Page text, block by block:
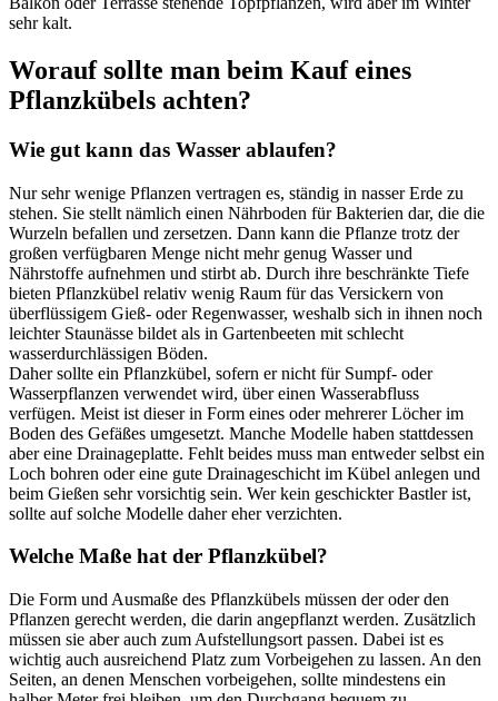
sehr kalt.
Worauf sollte man beim Kauf eines
Pflanzkübels achten?
Wie gut kann das Wasser ablaufen?
Nur sehr wenige Pflanzen vertragen es, ständig in nasser Erde zu
stehen. Sie stellt nämlich einen Nährboden für Bakterien dar, die die
Wurzeln befallen und zersetzen. Dann kann die Pflanze trotz der
großen verfügbaren Menge nicht mehr genug Wasser und
Nährstoffe aufnehmen und stirbt ab. Durch ihre beschränkte Tiefe
bieten Pflanzkübel relativ wenig Raum für das Versickern von
überflüssigem Gieß- oder Regenwasser, weshalb sich in ihnen noch
leichter Staunässe bildet als in Gartenbeeten mit schlecht
wasserdurchlässigen Böden.
Daher sollte ein Pflanzkübel, sofern er nicht für Sumpf- oder
Wasserpflanzen verwendet wird, über einen Wasserabfluss
verfügen. Meist ist dieser in Form eines oder mehrerer Löcher im
Boden des Gefäßes umgesetzt. Manche Modelle haben stattdessen
aber eine Drainageplatte. Fehlt beides muss man entweder selbst ein
Loch bohren oder eine gute Drainageschicht im Kübel anlegen und
beim Gießen sehr vorsichtig sein. Wer kein geschickter Bastler ist,
sollte auf solche Modelle daher eher verzichten.
Welche Maße hat der Pflanzkübel?
Die Form und Ausmaße des Pflanzkübels müssen der oder den
Pflanzen gerecht werden, die darin angepflanzt werden. Zusätzlich
müssen sie aber auch zum Aufstellungsort passen. Dabei ist es
wichtig auch ausreichend Platz zum Vorbeigehen zu lassen. An den
Seiten, an denen Menschen vorbeigehen, sollte mindestens ein